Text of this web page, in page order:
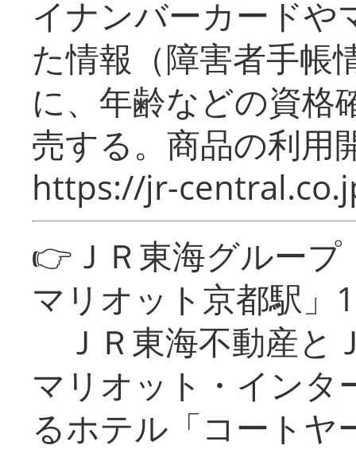
イナンバーカードや
た情報（障害者手帳
に、年齢などの資格
売する。商品の利用
https://jr-
👉ＪＲ東海グルー
マリオット京都駅」
ＪＲ東海不動産と
マリオット・インタ
るホテル「コートヤ